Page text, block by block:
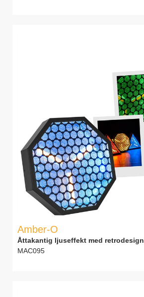
Amber-O
Åttakantig ljuseffekt med retrodesign
MAC095